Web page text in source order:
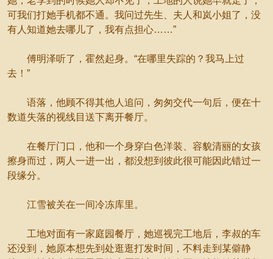
可我们打她手机都不通。我问过先生、夫人和岚小姐了，没
有人知道她去哪儿了，我有点担心……”
傅明泽听了，霍然起身。“在哪里失踪的？我马上过
去！”
语落，他顾不得其他人追问，匆匆交代一句后，便在十
数道失落的视线目送下离开餐厅。
在餐厅门口，他和一个身穿白色洋装、容貌清丽的女孩
擦身而过，两人一进一出，都没想到彼此很可能因此错过一
段缘分。
江雪被关在一间冷冻库里。
工地对面有一家庭园餐厅，她巡视完工地后，李叔的车
还没到，她原本想先到处逛逛打发时间，不料走到某僻静